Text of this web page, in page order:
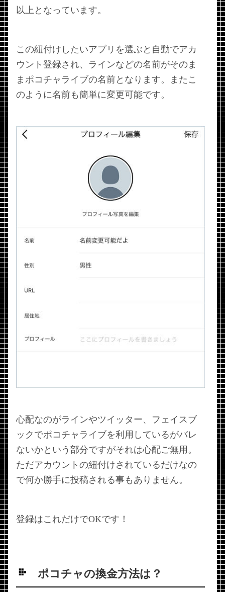
以上となっています。
この紐付けしたいアプリを選ぶと自動でアカ
ウント登録され、ラインなどの名前がそのま
まポコチャライブの名前となります。またこ
のように名前も簡単に変更可能です。
心配なのがラインやツイッター、フェイスブ
ックでポコチャライブを利用しているがバレ
ないかという部分ですがそれは心配ご無用。
ただアカウントの紐付けされているだけなの
で何か勝手に投稿される事もありません。
登録はこれだけでOKです！
ポコチャの換金方法は？